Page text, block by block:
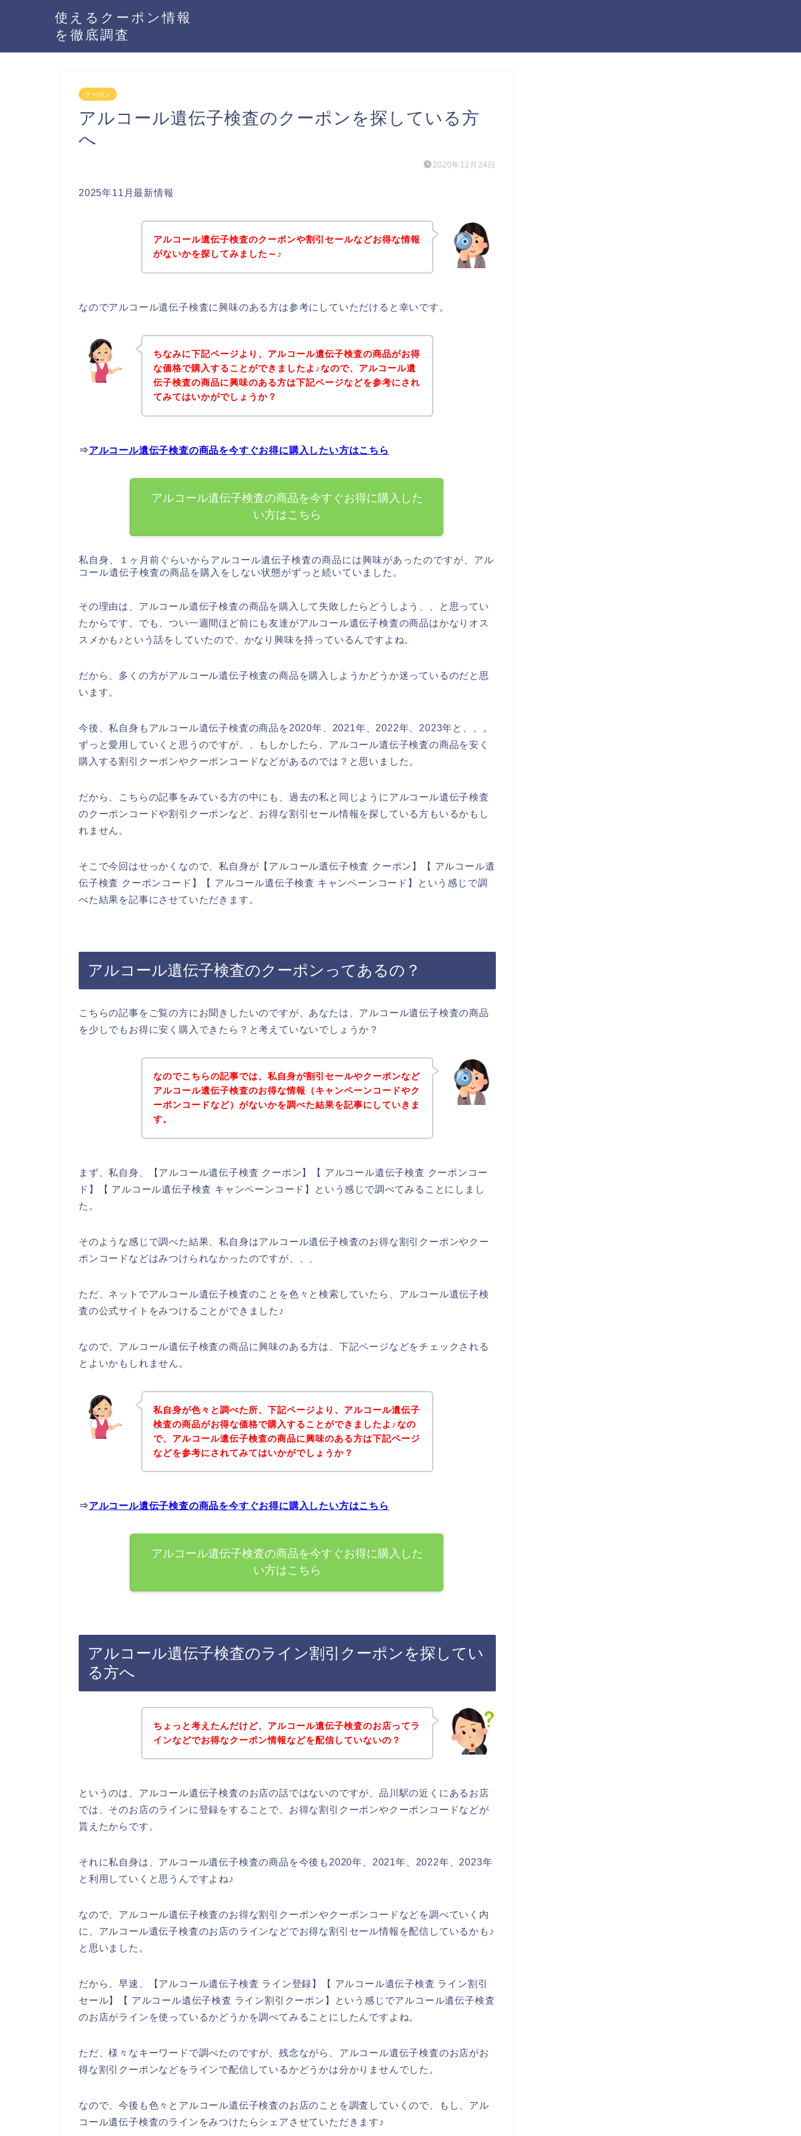
使えるクーポン情報
を徹底調査
クーポン
アルコール遺伝子検査のクーポンを探している方
へ
2020年12月24日
2025年11月最新情報
アルコール遺伝子検査のクーポンや割引セールなどお得な情報
がないかを探してみました～♪
なのでアルコール遺伝子検査に興味のある方は参考にしていただけると幸いです。
ちなみに下記ページより、アルコール遺伝子検査の商品がお得
な価格で購入することができましたよ♪なので、アルコール遺
伝子検査の商品に興味のある方は下記ページなどを参考にされ
てみてはいかがでしょうか？
⇒アルコール遺伝子検査の商品を今すぐお得に購入したい方はこちら
アルコール遺伝子検査の商品を今すぐお得に購入した
い方はこちら
私自身、１ヶ月前ぐらいからアルコール遺伝子検査の商品には興味があったのですが、アル
コール遺伝子検査の商品を購入をしない状態がずっと続いていました。
その理由は、アルコール遺伝子検査の商品を購入して失敗したらどうしよう、、と思ってい
たからです。でも、つい一週間ほど前にも友達がアルコール遺伝子検査の商品はかなりオス
スメかも♪という話をしていたので、かなり興味を持っているんですよね。
だから、多くの方がアルコール遺伝子検査の商品を購入しようかどうか迷っているのだと思
います。
今後、私自身もアルコール遺伝子検査の商品を2020年、2021年、2022年、2023年と、、。
ずっと愛用していくと思うのですが、、もしかしたら、アルコール遺伝子検査の商品を安く
購入する割引クーポンやクーポンコードなどがあるのでは？と思いました。
だから、こちらの記事をみている方の中にも、過去の私と同じようにアルコール遺伝子検査
のクーポンコードや割引クーポンなど、お得な割引セール情報を探している方もいるかもし
れません。
そこで今回はせっかくなので、私自身が【アルコール遺伝子検査 クーポン】【 アルコール遺
伝子検査 クーポンコード】【 アルコール遺伝子検査 キャンペーンコード】という感じで調
べた結果を記事にさせていただきます。
アルコール遺伝子検査のクーポンってあるの？
こちらの記事をご覧の方にお聞きしたいのですが、あなたは、アルコール遺伝子検査の商品
を少しでもお得に安く購入できたら？と考えていないでしょうか？
なのでこちらの記事では、私自身が割引セールやクーポンなど
アルコール遺伝子検査のお得な情報（キャンペーンコードやク
ーポンコードなど）がないかを調べた結果を記事にしていきま
す。
まず、私自身、【アルコール遺伝子検査 クーポン】【 アルコール遺伝子検査 クーポンコー
ド】【 アルコール遺伝子検査 キャンペーンコード】という感じで調べてみることにしまし
た。
そのような感じで調べた結果、私自身はアルコール遺伝子検査のお得な割引クーポンやクー
ポンコードなどはみつけられなかったのですが、、、
ただ、ネットでアルコール遺伝子検査のことを色々と検索していたら、アルコール遺伝子検
査の公式サイトをみつけることができました♪
なので、アルコール遺伝子検査の商品に興味のある方は、下記ページなどをチェックされる
とよいかもしれません。
私自身が色々と調べた所、下記ページより、アルコール遺伝子
検査の商品がお得な価格で購入することができましたよ♪なの
で、アルコール遺伝子検査の商品に興味のある方は下記ページ
などを参考にされてみてはいかがでしょうか？
⇒アルコール遺伝子検査の商品を今すぐお得に購入したい方はこちら
アルコール遺伝子検査の商品を今すぐお得に購入した
い方はこちら
アルコール遺伝子検査のライン割引クーポンを探してい
る方へ
ちょっと考えたんだけど、アルコール遺伝子検査のお店ってラ
インなどでお得なクーポン情報などを配信していないの？
というのは、アルコール遺伝子検査のお店の話ではないのですが、品川駅の近くにあるお店
では、そのお店のラインに登録をすることで、お得な割引クーポンやクーポンコードなどが
貰えたからです。
それに私自身は、アルコール遺伝子検査の商品を今後も2020年、2021年、2022年、2023年
と利用していくと思うんですよね♪
なので、アルコール遺伝子検査のお得な割引クーポンやクーポンコードなどを調べていく内
に、アルコール遺伝子検査のお店のラインなどでお得な割引セール情報を配信しているかも♪
と思いました。
だから、早速、【アルコール遺伝子検査 ライン登録】【 アルコール遺伝子検査 ライン割引
セール】【 アルコール遺伝子検査 ライン割引クーポン】という感じでアルコール遺伝子検査
のお店がラインを使っているかどうかを調べてみることにしたんですよね。
ただ、様々なキーワードで調べたのですが、残念ながら、アルコール遺伝子検査のお店がお
得な割引クーポンなどをラインで配信しているかどうかは分かりませんでした。
なので、今後も色々とアルコール遺伝子検査のお店のことを調査していくので、もし、アル
コール遺伝子検査のラインをみつけたらシェアさせていただきます♪